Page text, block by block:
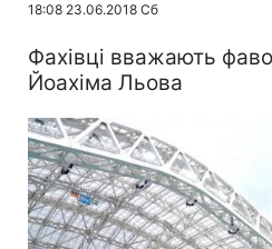
18:08 23.06.2018 Сб
Фахівці вважають
Йоахіма Льова